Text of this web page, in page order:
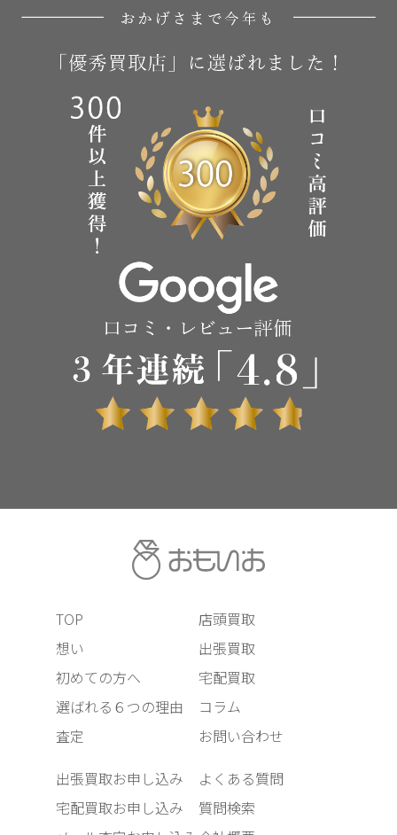
TOP
想い
初めての方へ
選ばれる６つの理由
査定
店頭買取
出張買取
宅配買取
コラム
お問い合わせ
出張買取お申し込み
宅配買取お申し込み
よくある質問
質問検索